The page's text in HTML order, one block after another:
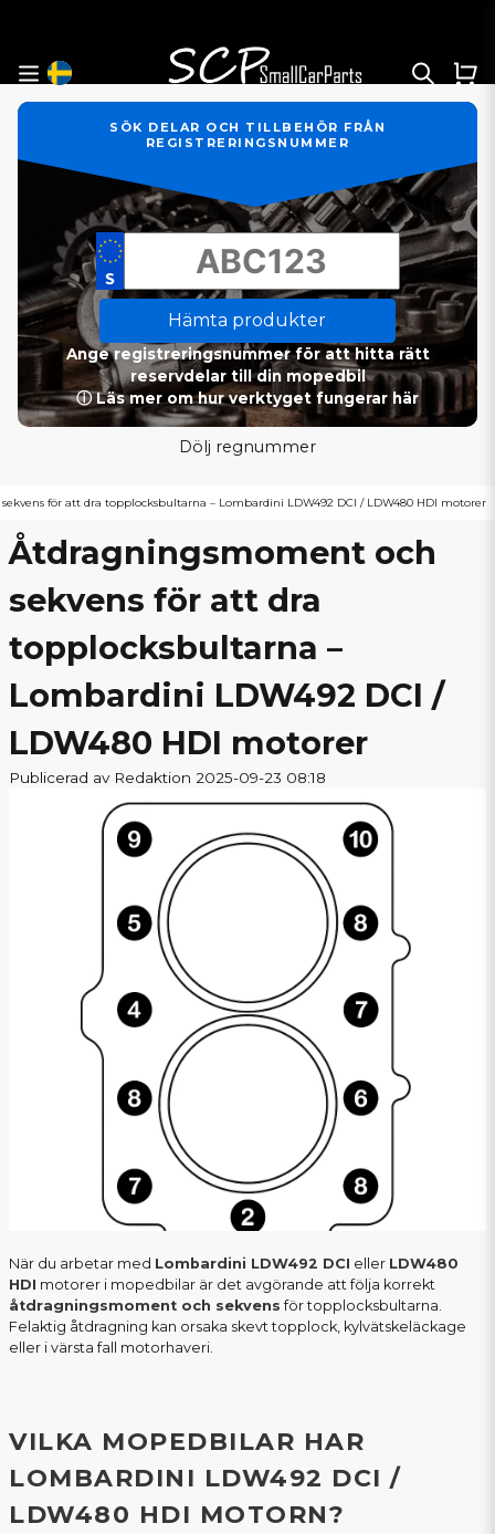
SÖK DELAR OCH TILLBEHÖR FRÅN
REGISTRERINGSNUMMER
Hämta produkter
Ange registreringsnummer för att hitta rätt
reservdelar till din mopedbil
ⓘ Läs mer om hur verktyget fungerar här
Dölj regnummer
för att dra topplocksbultarna – Lombardini LDW492 DCI / LDW480 HDI motorer
Åtdragningsmoment och
sekvens för att dra
topplocksbultarna –
Lombardini LDW492 DCI /
LDW480 HDI motorer
Publicerad av Redaktion 2025-09-23 08:18
När du arbetar med Lombardini LDW492 DCI eller LDW480
HDI motorer i mopedbilar är det avgörande att följa korrekt
åtdragningsmoment och sekvens för topplocksbultarna.
Felaktig åtdragning kan orsaka skevt topplock, kylvätskeläckage
eller i värsta fall motorhaveri.
VILKA MOPEDBILAR HAR
LOMBARDINI LDW492 DCI /
LDW480 HDI MOTORN?